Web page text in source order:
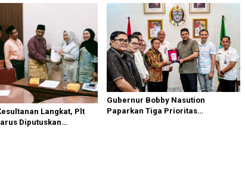
Langkat, Plt
Diputuskan
Gubernur Bobby Nasution
Paparkan Tiga Prioritas